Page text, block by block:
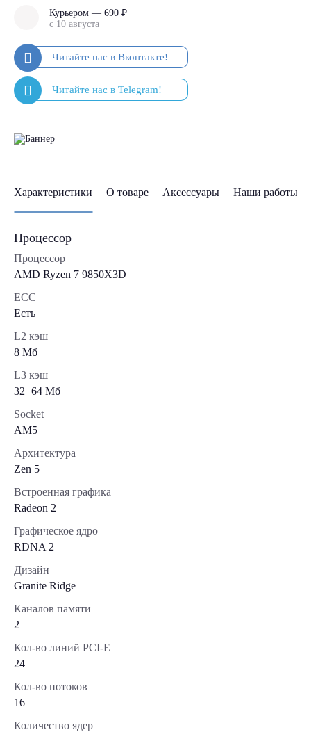
Курьером — 690 ₽
с 10 августа
Характеристики О товаре Аксессуары Наши работы
Процессор
Процессор
AMD Ryzen 7 9850X3D
ECC
Есть
L2 кэш
8 Мб
L3 кэш
32+64 Мб
Socket
AM5
Архитектура
Zen 5
Встроенная графика
Radeon 2
Графическое ядро
RDNA 2
Дизайн
Granite Ridge
Каналов памяти
2
Кол-во линий PCI-E
24
Кол-во потоков
16
Количество ядер